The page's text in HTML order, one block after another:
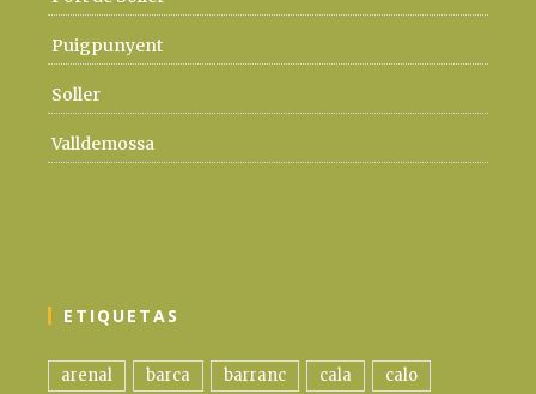
Puigpunyent
Soller
Valldemossa
ETIQUETAS
arenal barca barranc cala
calo